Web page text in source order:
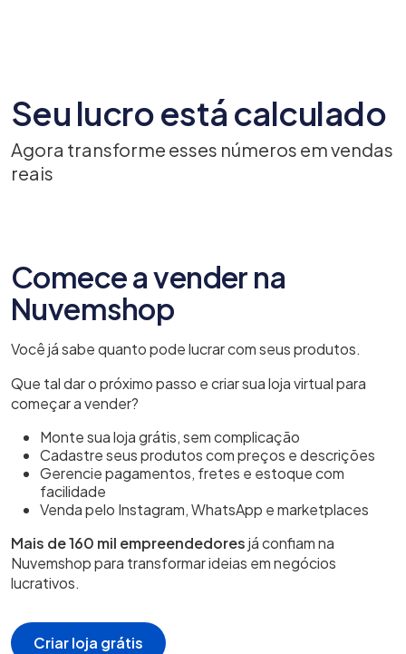
Seu lucro está calculado
Agora transforme esses números em vendas
reais
Comece a vender na
Nuvemshop
Você já sabe quanto pode lucrar com seus produtos.
Que tal dar o próximo passo e criar sua loja virtual para
começar a vender?
Monte sua loja grátis, sem complicação
Cadastre seus produtos com preços e descrições
Gerencie pagamentos, fretes e estoque com
facilidade
Venda pelo Instagram, WhatsApp e marketplaces
Mais de 160 mil empreendedoresjá confiam na
Nuvemshop para transformar ideias em negócios
lucrativos.
Criar loja grátis